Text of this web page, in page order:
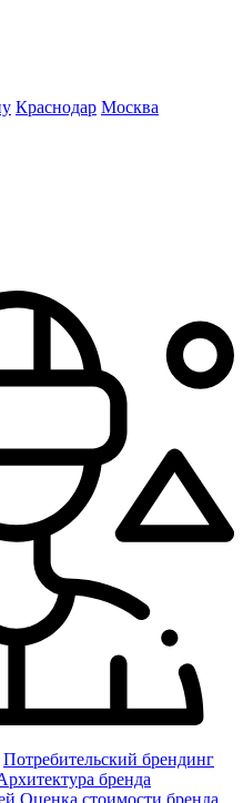
Краснодар Москва
Потребительский брендинг
бренда
Оценка стоимости бренда